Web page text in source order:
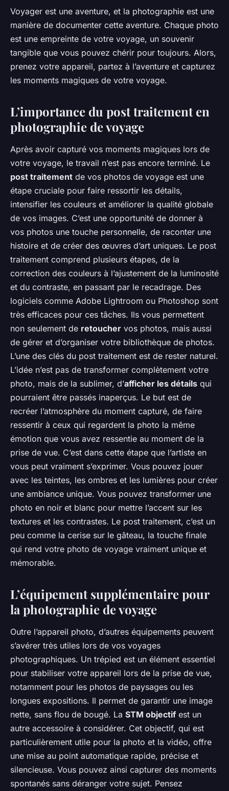
Voyager est une aventure, et la photographie est une
manière de documenter cette aventure. Chaque photo
est une empreinte de votre voyage, un souvenir
tangible que vous pouvez chérir pour toujours. Alors,
prenez votre appareil, partez à l’aventure et capturez
les moments magiques de votre voyage.
L’importance du post traitement en
photographie de voyage
Après avoir capturé vos moments magiques lors de
votre voyage, le travail n’est pas encore terminé. Le
post traitement de vos photos de voyage est une
étape cruciale pour faire ressortir les détails,
intensifier les couleurs et améliorer la qualité globale
de vos images. C’est une opportunité de donner à
vos photos une touche personnelle, de raconter une
histoire et de créer des œuvres d’art uniques. Le post
traitement comprend plusieurs étapes, de la
correction des couleurs à l’ajustement de la luminosité
et du contraste, en passant par le recadrage. Des
logiciels comme Adobe Lightroom ou Photoshop sont
très efficaces pour ces tâches. Ils vous permettent
non seulement de retoucher vos photos, mais aussi
de gérer et d’organiser votre bibliothèque de photos.
L’une des clés du post traitement est de rester naturel.
L’idée n’est pas de transformer complètement votre
photo, mais de la sublimer, d’afficher les détails qui
pourraient être passés inaperçus. Le but est de
recréer l’atmosphère du moment capturé, de faire
ressentir à ceux qui regardent la photo la même
émotion que vous avez ressentie au moment de la
prise de vue. C’est dans cette étape que l’artiste en
vous peut vraiment s’exprimer. Vous pouvez jouer
avec les teintes, les ombres et les lumières pour créer
une ambiance unique. Vous pouvez transformer une
photo en noir et blanc pour mettre l’accent sur les
textures et les contrastes. Le post traitement, c’est un
peu comme la cerise sur le gâteau, la touche finale
qui rend votre photo de voyage vraiment unique et
mémorable.
L’équipement supplémentaire pour
la photographie de voyage
Outre l’appareil photo, d’autres équipements peuvent
s’avérer très utiles lors de vos voyages
photographiques. Un trépied est un élément essentiel
pour stabiliser votre appareil lors de la prise de vue,
notamment pour les photos de paysages ou les
longues expositions. Il permet de garantir une image
nette, sans flou de bougé. La STM objectif est un
autre accessoire à considérer. Cet objectif, qui est
particulièrement utile pour la photo et la vidéo, offre
une mise au point automatique rapide, précise et
silencieuse. Vous pouvez ainsi capturer des moments
spontanés sans déranger votre sujet. Pensez